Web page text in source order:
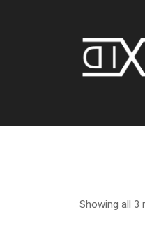
Showing all 3